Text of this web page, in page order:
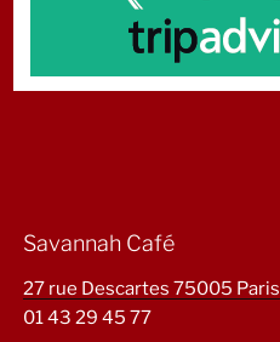
Savannah Café
27 rue Descartes 75005 Paris
01 43 29 45 77